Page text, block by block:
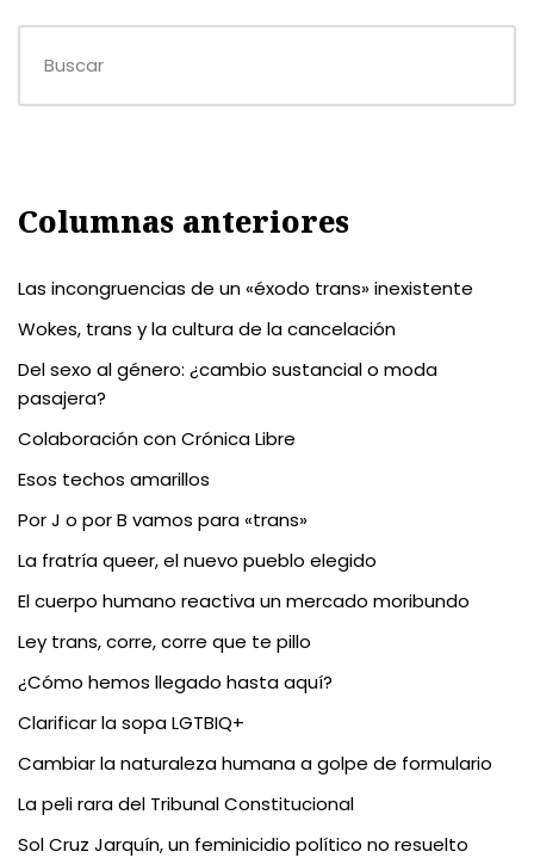
Columnas anteriores
Las incongruencias de un «éxodo trans» inexistente
Wokes, trans y la cultura de la cancelación
Del sexo al género: ¿cambio sustancial o moda
pasajera?
Colaboración con Crónica Libre
Esos techos amarillos
Por J o por B vamos para «trans»
La fratría queer, el nuevo pueblo elegido
El cuerpo humano reactiva un mercado moribundo
Ley trans, corre, corre que te pillo
¿Cómo hemos llegado hasta aquí?
Clarificar la sopa LGTBIQ+
Cambiar la naturaleza humana a golpe de formulario
La peli rara del Tribunal Constitucional
Sol Cruz Jarquín, un feminicidio político no resuelto